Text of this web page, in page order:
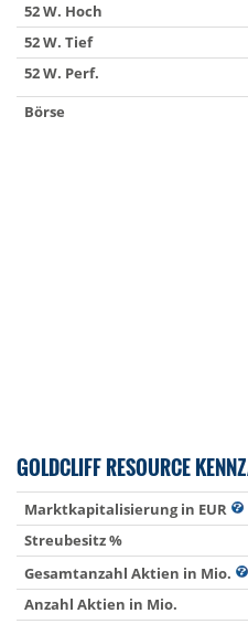
52 W. Hoch
52 W. Tief
52 W. Perf.
Börse
GOLDCLIFF RESOURCE
Marktkapitalisierung in EUR
Streubesitz %
Gesamtanzahl Aktien in Mio.
Anzahl Aktien in Mio.